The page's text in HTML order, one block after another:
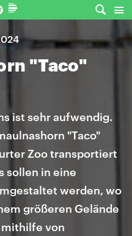
"Taco"
ist sehr aufwendig.
"Taco"
Zoo transportiert
sollen in eine
werden, wo
größeren Gelände
mithilfe von